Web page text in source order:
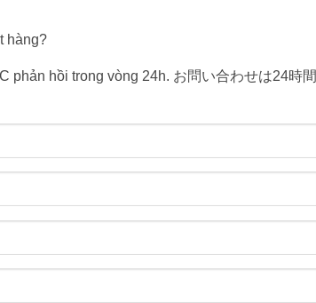
hàng?
phản hồi trong vòng 24h. お問い合わせは24時間